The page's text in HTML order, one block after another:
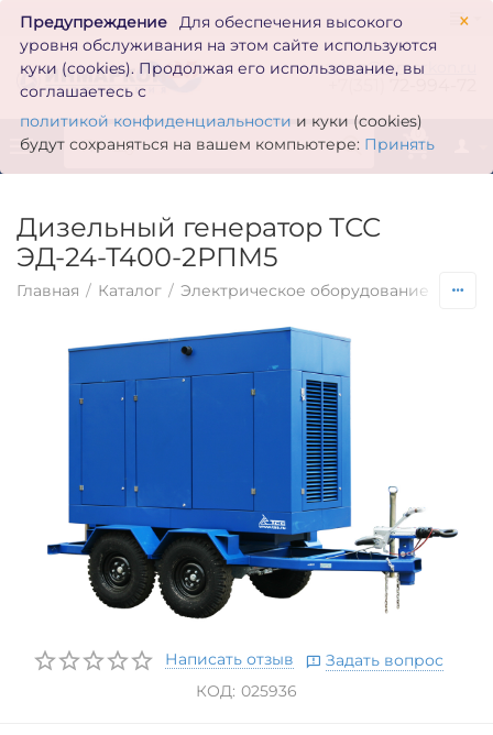
×
Предупреждение
Для обеспечения высокого
уровня обслуживания на этом сайте используются
куки (cookies). Продолжая его использование, вы
соглашаетесь с
политикой конфиденциальности и куки (cookies)
будут сохраняться на вашем компьютере: Принять
zakaz@inmarkon.ru
0
Дизельный генератор ТСС
ЭД-24-Т400-2РПМ5
Главная / Каталог / Электрическое оборудование
Написать отзыв
Задать вопрос
КОД: 025936